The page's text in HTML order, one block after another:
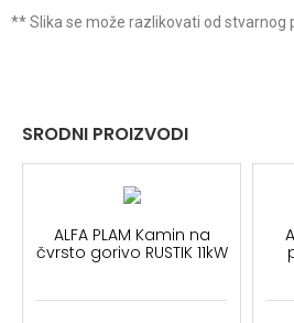
** Slika se može razlikovati od stvarnog
SRODNI PROIZVODI
ALFA PLAM Kamin na
čvrsto gorivo RUSTIK 11kW